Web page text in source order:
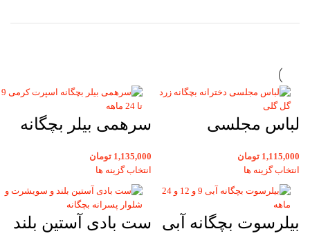
لباس مجلسی
گل دار
1,115,000 تومان
انتخاب گزینه ها
سرهمی بیلر بچگانه
ماهه کرمی طرح دار
1,135,000 تومان
انتخاب گزینه ها
بیلرسوت بچگانه آبی
ست بادی آستین بلند